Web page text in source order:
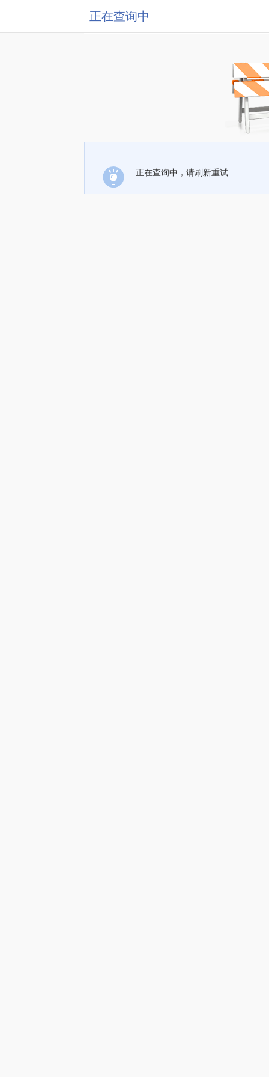
正在查询中
正在查询中，请刷新重试